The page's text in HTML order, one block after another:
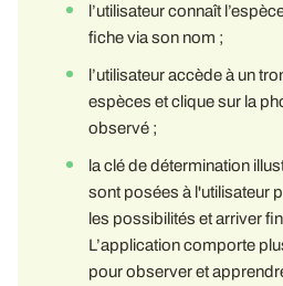
l’utilisateur connaît
fiche via son nom ;
l’utilisateur accède à un
espèces et clique sur la
observé ;
la clé de détermination
sont posées à l'utilisateur
les possibilités et arriver
L’application comporte
pour observer et